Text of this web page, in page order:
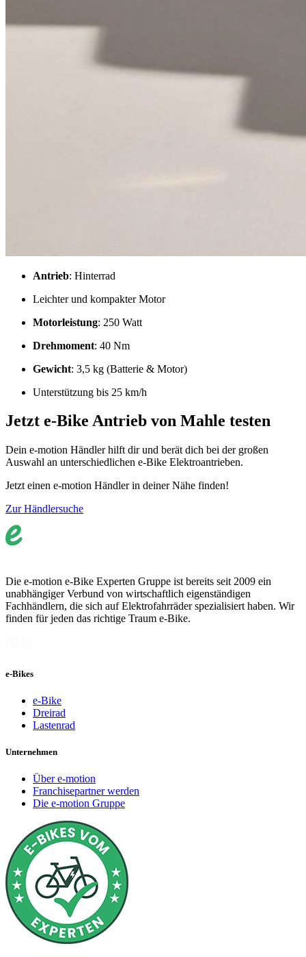
Antrieb: Hinterrad
Leichter und kompakter Motor
Motorleistung: 250 Watt
Drehmoment: 40 Nm
Gewicht: 3,5 kg (Batterie & Motor)
Unterstützung bis 25 km/h
Jetzt e-Bike Antrieb von Mahle testen
Dein e-motion Händler hilft dir und berät dich bei der großen
Auswahl an unterschiedlichen e-Bike Elektroantrieben.
Jetzt einen e-motion Händler in deiner Nähe finden!
Zur Händlersuche
Die e-motion e-Bike Experten Gruppe ist bereits seit 2009 ein
unabhängiger Verbund von wirtschaftlich eigenständigen
Fachhändlern, die sich auf Elektrofahrräder spezialisiert haben. Wir
finden für jeden das richtige Traum e-Bike.
e-Bikes
e-Bike
Dreirad
Lastenrad
Unternehmen
Über e-motion
Franchisepartner werden
Die e-motion Gruppe